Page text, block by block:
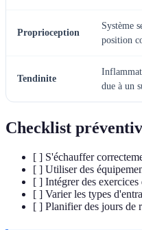
Proprioception
Système
position
Tendinite
due à un
Checklist
[ ] S'échauffer
[ ] Utiliser des
[ ] Intégrer des
[ ] Varier les types
[ ] Planifier des jours de